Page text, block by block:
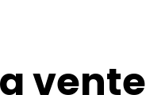
vente